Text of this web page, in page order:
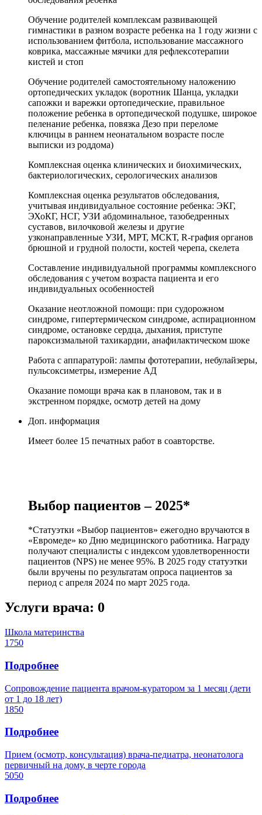
Обучение родителей комплексам развивающей
гимнастики в разном возрасте ребенка на 1 году жизни с
использованием фитбола, использование массажного
коврика, массажные мячики для рефлексотерапии
кистей и стоп
Обучение родителей самостоятельному наложению
ортопедических укладок (воротник Шанца, укладки
сапожки и варежки ортопедические, правильное
положение ребенка в ортопедической подушке, широкое
пеленание ребенка, повязка Дезо при переломе
ключицы в раннем неонатальном возрасте после
выписки из роддома)
Комплексная оценка клинических и биохимических,
бактериологических, серологических анализов
Комплексная оценка результатов обследования,
учитывая индивидуальное состояние ребенка: ЭКГ,
ЭХоКГ, НСГ, УЗИ абдоминальное, тазобедренных
суставов, вилочковой железы и другие
узконаправленные УЗИ, МРТ, МСКТ, R-графия органов
брюшной и грудной полости, костей черепа, скелета
Составление индивидуальной программы комплексного
обследования с учетом возраста пациента и его
индивидуальных особенностей
Оказание неотложной помощи: при судорожном
синдроме, гипертермическом синдроме, аспирационном
синдроме, остановке сердца, дыхания, приступе
пароксизмальной тахикардии, анафилактическом шоке
Работа с аппаратурой: лампы фототерапии, небулайзеры,
пульсоксиметры, измерение АД
Оказание помощи врача как в плановом, так и в
экстренном порядке, осмотр детей на дому
Доп. информация
Имеет более 15 печатных работ в соавторстве.
Выбор пациентов – 2025*
*Статуэтки «Выбор пациентов» ежегодно вручаются в
«Евромеде» ко Дню медицинского работника. Награду
получают специалисты с индексом удовлетворенности
пациентов (NPS) не менее 95%. В 2025 году статуэтки
были вручены по результатам опроса пациентов за
период с апреля 2024 по март 2025 года.
Услуги врача: 0
Школа материнства
1750
Подробнее
Сопровождение пациента врачом-куратором за 1 месяц (дети
от 1 до 18 лет)
1850
Подробнее
Прием (осмотр, консультация) врача-педиатра, неонатолога
первичный на дому, в черте города
5050
Подробнее